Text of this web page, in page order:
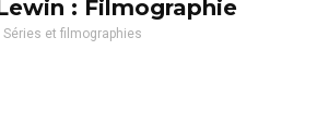
: Filmographie
Séries et filmographies